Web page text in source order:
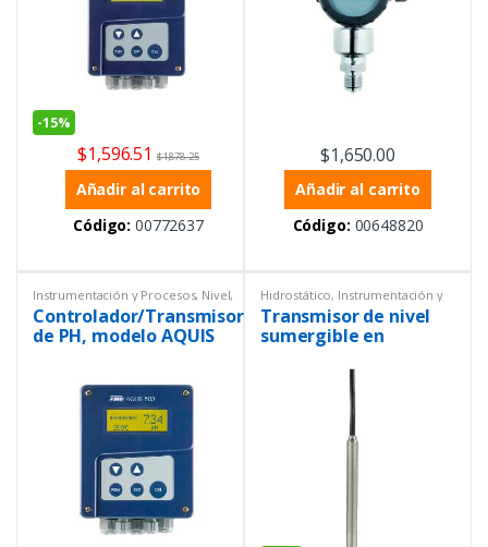
-15%
$1,596.51 $1,878.25
Añadir al carrito
Código: 00772637
$1,650.00
Añadir al carrito
Código: 00648820
Instrumentación y Procesos, Nivel,
Transmisor
Controlador/Transmisor
de PH, modelo AQUIS
Hidrostático, Instrumentación y
Procesos Nivel
Transmisor de nivel
sumergible en